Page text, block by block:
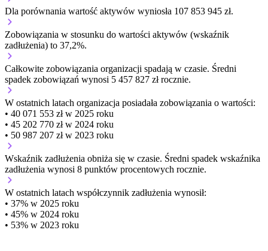
Dla porównania wartość aktywów wyniosła 107 853 945 zł.
Zobowiązania w stosunku do wartości aktywów (wskaźnik
zadłużenia) to 37,2%.
Całkowite zobowiązania organizacji spadają w czasie. Średni
spadek zobowiązań wynosi 5 457 827 zł rocznie.
W ostatnich latach organizacja posiadała zobowiązania o wartości:
• 40 071 553 zł w 2025 roku
• 45 202 770 zł w 2024 roku
• 50 987 207 zł w 2023 roku
Wskaźnik zadłużenia obniża się w czasie. Średni spadek wskaźnika
zadłużenia wynosi 8 punktów procentowych rocznie.
W ostatnich latach współczynnik zadłużenia wynosił:
• 37% w 2025 roku
• 45% w 2024 roku
• 53% w 2023 roku